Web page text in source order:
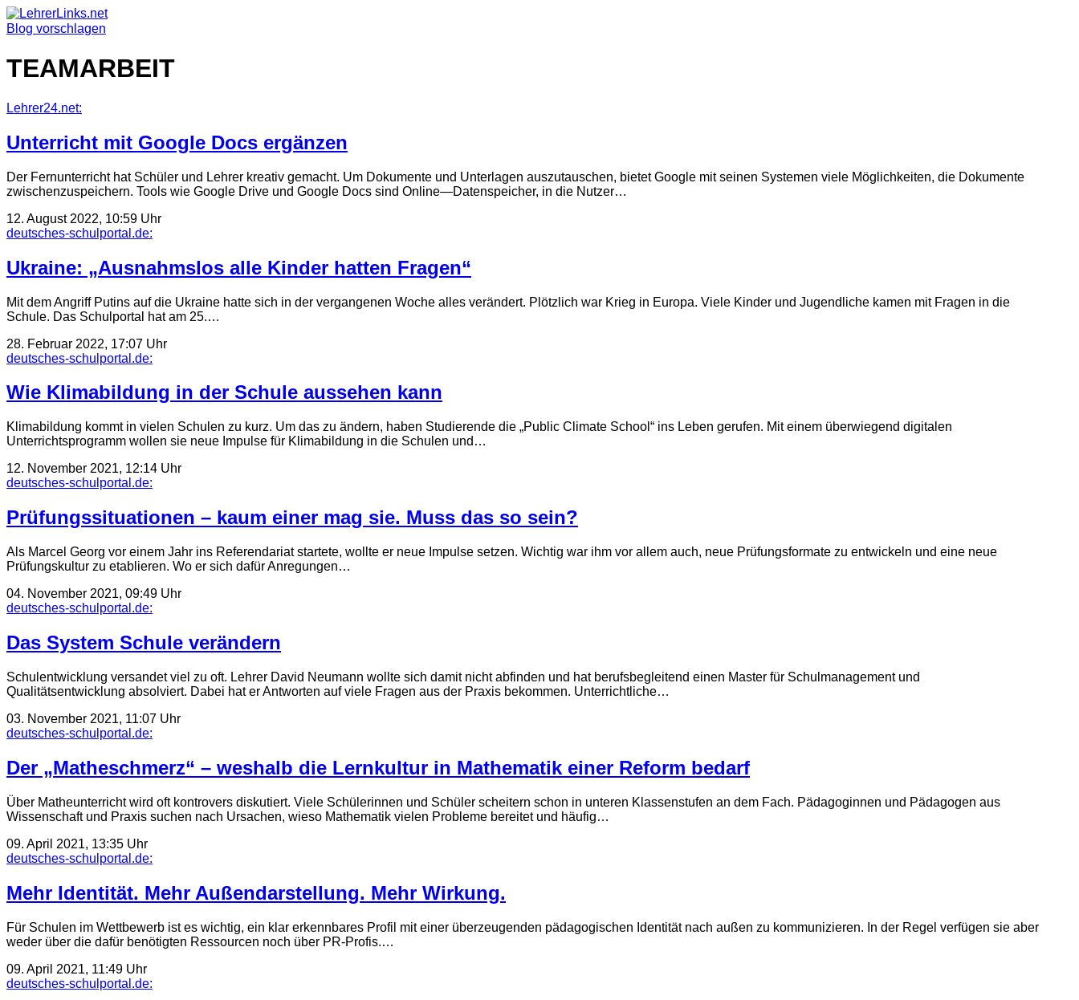
Skip
to
Blog vorschlagen
TEAMARBEIT
Lehrer24.net:
Unterricht mit Google Docs ergänzen
Der Fernunterricht hat Schüler und Lehrer kreativ gemacht. Um Dokumente und Unterlagen auszutauschen, bietet Google mit seinen Systemen viele Möglichkeiten, die Dokumente
zwischenzuspeichern. Tools wie Google Drive und Google Docs sind Online—Datenspeicher, in die Nutzer…
12. August 2022, 10:59 Uhr
deutsches-schulportal.de:
Ukraine: „Ausnahmslos alle Kinder hatten Fragen“
Mit dem Angriff Putins auf die Ukraine hatte sich in der vergangenen Woche alles verändert. Plötzlich war Krieg in Europa. Viele Kinder und Jugendliche kamen mit Fragen in die
Schule. Das Schulportal hat am 25.…
28. Februar 2022, 17:07 Uhr
deutsches-schulportal.de:
Wie Klimabildung in der Schule aussehen kann
Klimabildung kommt in vielen Schulen zu kurz. Um das zu ändern, haben Studierende die „Public Climate School“ ins Leben gerufen. Mit einem überwiegend digitalen
Unterrichtsprogramm wollen sie neue Impulse für Klimabildung in die Schulen und…
12. November 2021, 12:14 Uhr
deutsches-schulportal.de:
Prüfungssituationen – kaum einer mag sie. Muss das so sein?
Als Marcel Georg vor einem Jahr ins Referendariat startete, wollte er neue Impulse setzen. Wichtig war ihm vor allem auch, neue Prüfungsformate zu entwickeln und eine neue
Prüfungskultur zu etablieren. Wo er sich dafür Anregungen…
04. November 2021, 09:49 Uhr
deutsches-schulportal.de:
Das System Schule verändern
Schulentwicklung versandet viel zu oft. Lehrer David Neumann wollte sich damit nicht abfinden und hat berufsbegleitend einen Master für Schulmanagement und
Qualitätsentwicklung absolviert. Dabei hat er Antworten auf viele Fragen aus der Praxis bekommen. Unterrichtliche…
03. November 2021, 11:07 Uhr
deutsches-schulportal.de:
Der „Matheschmerz“ – weshalb die Lernkultur in Mathematik einer Reform bedarf
Über Matheunterricht wird oft kontrovers diskutiert. Viele Schülerinnen und Schüler scheitern schon in unteren Klassenstufen an dem Fach. Pädagoginnen und Pädagogen aus
Wissenschaft und Praxis suchen nach Ursachen, wieso Mathematik vielen Probleme bereitet und häufig…
09. April 2021, 13:35 Uhr
deutsches-schulportal.de:
Mehr Identität. Mehr Außendarstellung. Mehr Wirkung.
Für Schulen im Wettbewerb ist es wichtig, ein klar erkennbares Profil mit einer überzeugenden pädagogischen Identität nach außen zu kommunizieren. In der Regel verfügen sie aber
weder über die dafür benötigten Ressourcen noch über PR-Profis.…
09. April 2021, 11:49 Uhr
deutsches-schulportal.de: